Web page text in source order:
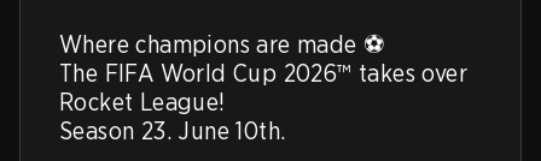
Where champions are made ⚽
The FIFA World Cup 2026™ takes over
Rocket League!
Season 23. June 10th.